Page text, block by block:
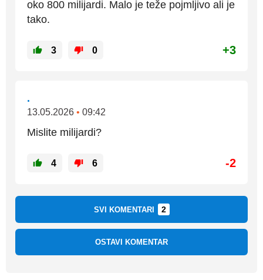
oko 800 milijardi. Malo je teže pojmljivo ali je
tako.
3 0 +3
.
13.05.2026 • 09:42
Mislite milijardi?
4 6 -2
SVI KOMENTARI 2
OSTAVI KOMENTAR